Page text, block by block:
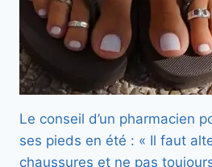
Le conseil d’un pharmacien
ses pieds en été : « Il faut
chaussures et ne pas